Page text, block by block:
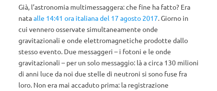
Già, l’astronomia multimessaggera: che fine ha fatto? Era
nataalle 14:41 ora italiana del 17 agosto 2017. Giorno in
cui vennero osservate simultaneamente onde
gravitazionali e onde elettromagnetiche prodotte dallo
stesso evento. Due messaggeri – i fotoni e le onde
gravitazionali – per un solo messaggio: là a circa 130 milioni
di anni luce da noi due stelle di neutroni si sono fuse fra
loro. Non era mai accaduto prima: la registrazione